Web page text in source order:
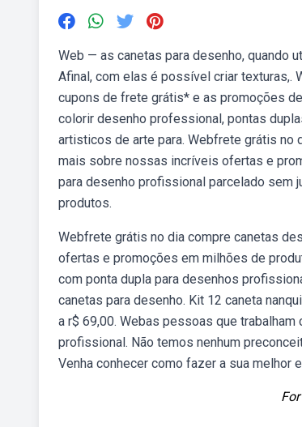
Web — as canetas para desenho, quando
Afinal, com elas é possível criar texturas,.
cupons de frete grátis* e as promoções
colorir desenho professional, pontas
artisticos de arte para. Webfrete grátis no
mais sobre nossas incríveis ofertas e
para desenho profissional parcelado
produtos.
Webfrete grátis no dia compre canetas
ofertas e promoções em milhões de
com ponta dupla para desenhos
canetas para desenho. Kit 12 caneta
a r$ 69,00. Webas pessoas que
profissional. Não temos nenhum
Venha conhecer como fazer a sua melhor